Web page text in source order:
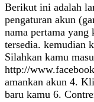
Berikut ini adalah
pengaturan akun
nama pertama
tersedia. kemudian
Silahkan kamu
http://
amankan akun 4.
baru kamu 6.